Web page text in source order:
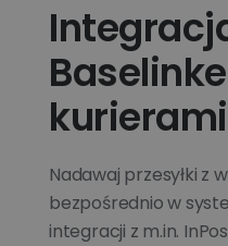
kurierami
Nadawaj przesyłki z
bezpośrednio w
integracji z m.in.